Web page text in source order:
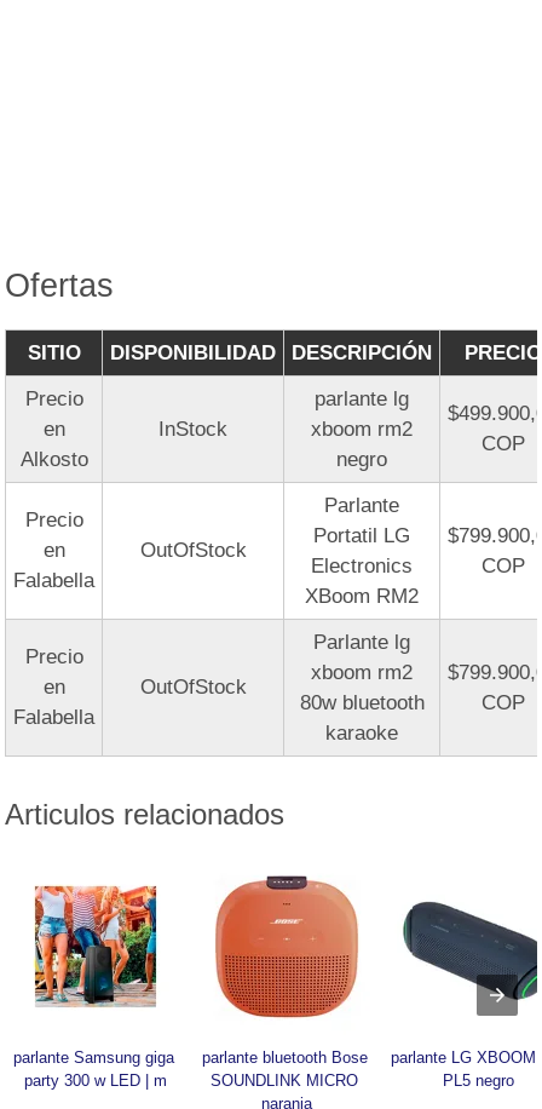
Ofertas
SITIO DISPONIBILIDAD DESCRIPCIÓN
PRECIO
Precio
en
Alkosto
InStock
parlante lg
xboom rm2
negro
COP
Precio
en
Falabella
OutOfStock
Parlante
Portatil LG
Electronics
XBoom RM2
COP
Precio
en
Falabella
OutOfStock
Parlante lg
xboom rm2
80w bluetooth
karaoke
COP
Articulos relacionados
parlante Samsung giga
party 300 w LED | m
parlante bluetooth Bose
SOUNDLINK MICRO
naranja
parlante LG XBOOM
PL5 negro